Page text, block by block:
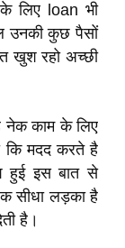
लिए loan भी
उनकी कुछ पैसों
खुश रहो अच्छी
नेक काम के लिए
कि मदद करते है
हुई इस बात से
सीधा लड़का है
है।